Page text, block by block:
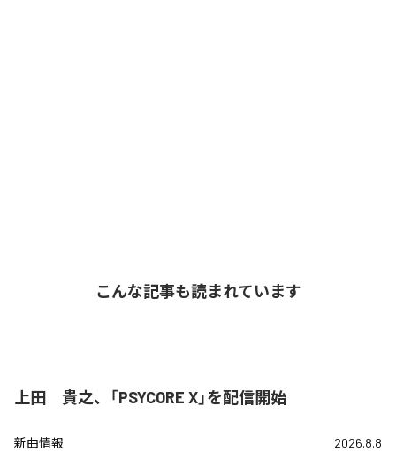
こんな記事も読まれています
上田 貴之、「PSYCORE X」を配信開始
新曲情報 2026.8.8